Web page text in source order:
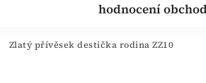
hodnocení
Zlatý přívěsek destička rodina ZZ10